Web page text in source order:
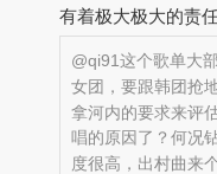
有着极大极大的责
@qi91这个歌单大
女团，要跟韩团抢
拿河内的要求来评
唱的原因了？何况
度很高，出村曲来